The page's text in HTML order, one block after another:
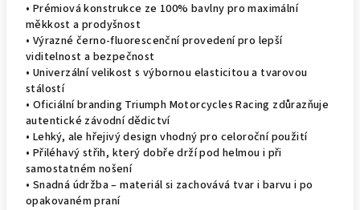
• Prémiová konstrukce ze 100% bavlny pro maximální
měkkost a prodyšnost
• Výrazné černo-fluorescenční provedení pro lepší
viditelnost a bezpečnost
• Univerzální velikost s výbornou elasticitou a tvarovou
stálostí
• Oficiální branding Triumph Motorcycles Racing zdůrazňuje
autentické závodní dědictví
• Lehký, ale hřejivý design vhodný pro celoroční použití
• Přiléhavý střih, který dobře drží pod helmou i při
samostatném nošení
• Snadná údržba – materiál si zachovává tvar i barvu i po
opakovaném praní